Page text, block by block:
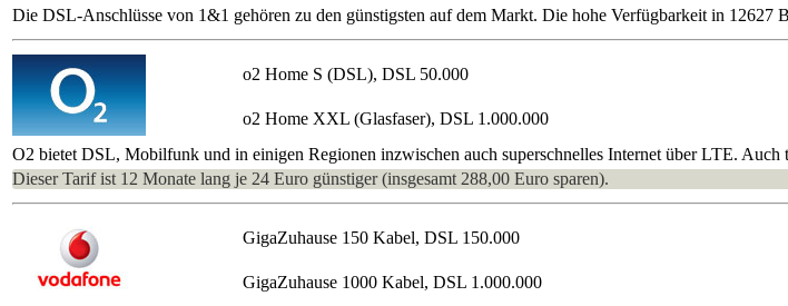
Die DSL-Anschlüsse von 1&1 gehören zu den günstigsten auf dem Markt. Die hohe Verfügbarkeit in 12627
o2 Home S (DSL), DSL 50.000
o2 Home XXL (Glasfaser), DSL 1.000.000
O2 bietet DSL, Mobilfunk und in einigen Regionen inzwischen auch superschnelles Internet über LTE.
Dieser Tarif ist 12 Monate lang je 24 Euro günstiger (insgesamt 288,00 Euro sparen).
GigaZuhause 150 Kabel, DSL 150.000
GigaZuhause 1000 Kabel, DSL 1.000.000